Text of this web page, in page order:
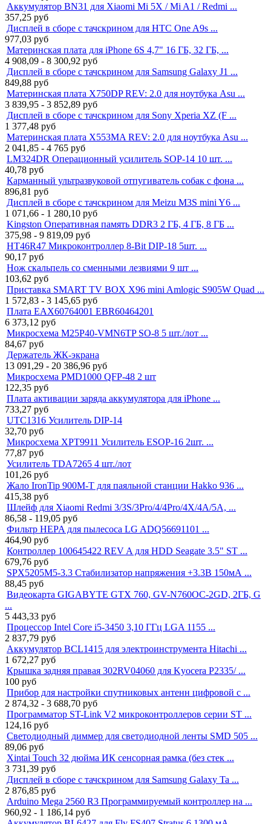
Аккумулятор BN31 для Xiaomi Mi 5X / Mi A1 / Redmi ...
357,25 руб
Дисплей в сборе с тачскрином для HTC One A9s ...
977,03 руб
Материнская плата для iPhone 6S 4,7" 16 ГБ, 32 ГБ, ...
4 908,09 - 8 300,92 руб
Дисплей в сборе с тачскрином для Samsung Galaxy J1 ...
849,88 руб
Материнская плата X750DP REV: 2.0 для ноутбука Asu ...
3 839,95 - 3 852,89 руб
Дисплей в сборе с тачскрином для Sony Xperia XZ (F ...
1 377,48 руб
Материнская плата X553MA REV: 2.0 для ноутбука Asu ...
2 041,85 - 4 765 руб
LM324DR Операционный усилитель SOP-14 10 шт. ...
40,78 руб
Карманный ультразвуковой отпугиватель собак с фона ...
896,81 руб
Дисплей в сборе с тачскрином для Meizu M3S mini Y6 ...
1 071,66 - 1 280,10 руб
Kingston Оперативная память DDR3 2 ГБ, 4 ГБ, 8 ГБ ...
375,98 - 9 819,09 руб
HT46R47 Микроконтроллер 8-Bit DIP-18 5шт. ...
90,17 руб
Нож скальпель со сменными лезвиями 9 шт ...
103,62 руб
Приставка SMART TV BOX X96 mini Amlogic S905W Quad ...
1 572,83 - 3 145,65 руб
Плата EAX60764001 EBR60464201
6 373,12 руб
Микросхема M25P40-VMN6TP SO-8 5 шт./лот ...
84,67 руб
Держатель ЖК-экрана
13 091,29 - 20 386,96 руб
Микросхема PMD1000 QFP-48 2 шт
122,35 руб
Плата активации заряда аккумулятора для iPhone ...
733,27 руб
UTC1316 Усилитель DIP-14
32,70 руб
Микросхема XPT9911 Усилитель ESOP-16 2шт. ...
77,87 руб
Усилитель TDA7265 4 шт./лот
101,26 руб
Жало IronTip 900M-T для паяльной станции Hakko 936 ...
415,38 руб
Шлейф для Xiaomi Redmi 3/3S/3Pro/4/4Pro/4X/4A/5A, ...
86,58 - 119,05 руб
Фильтр HEPA для пылесоса LG ADQ56691101 ...
464,90 руб
Контроллер 100645422 REV A для HDD Seagate 3.5" ST ...
679,76 руб
SPX5205M5-3.3 Стабилизатор напряжения +3.3В 150мА ...
88,45 руб
Видеокарта GIGABYTE GTX 760, GV-N760OC-2GD, 2ГБ, G
...
5 443,33 руб
Процессор Intel Core i5-3450 3,10 ГГц LGA 1155 ...
2 837,79 руб
Аккумулятор BCL1415 для электроинструмента Hitachi ...
1 672,27 руб
Крышка задняя правая 302RV04060 для Kyocera P2335/ ...
100 руб
Прибор для настройки спутниковых антенн цифровой с ...
2 874,32 - 3 688,70 руб
Программатор ST-Link V2 микроконтроллеров серии ST ...
124,16 руб
Светодиодный диммер для светодиодной ленты SMD 505 ...
89,06 руб
Xintai Touch 32 дюйма ИК сенсорная рамка (без стек ...
3 731,39 руб
Дисплей в сборе с тачскрином для Samsung Galaxy Ta ...
2 876,85 руб
Arduino Mega 2560 R3 Программируемый контроллер на ...
960,92 - 1 186,14 руб